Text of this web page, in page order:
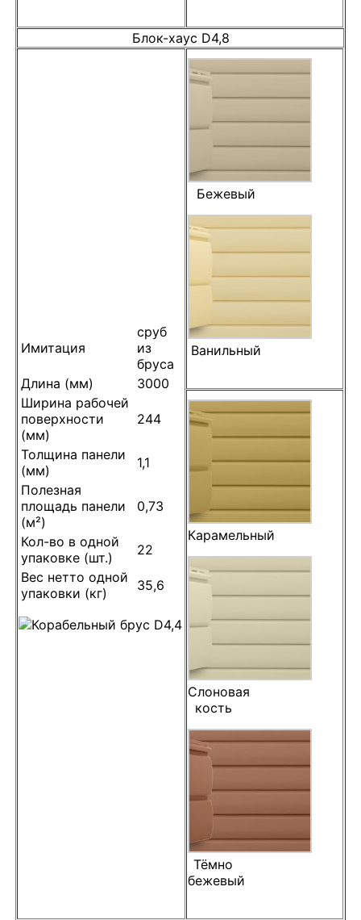
Блок-хаус D4,8
Имитация
сруб
из
бруса
Длина (мм)
3000
Ширина рабочей
поверхности
(мм)
244
Толщина панели
(мм)
1,1
Полезная
площадь панели
(м²)
0,73
Кол-во в одной
упаковке (шт.)
22
Вес нетто одной
упаковки (кг)
35,6
Бежевый
Ванильный
Карамельный
Слоновая
кость
Тёмно
бежевый